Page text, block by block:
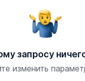
запросу
изменить